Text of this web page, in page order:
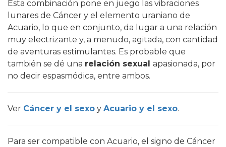
Esta combinación pone en juego las vibraciones
lunares de Cáncer y el elemento uraniano de
Acuario, lo que en conjunto, da lugar a una relación
muy electrizante y, a menudo, agitada, con cantidad
de aventuras estimulantes. Es probable que
también se dé una relación sexual apasionada, por
no decir espasmódica, entre ambos.
Ver Cáncer y el sexo y Acuario y el sexo.
Para ser compatible con Acuario, el signo de Cáncer